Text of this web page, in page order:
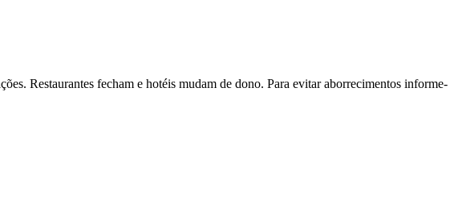
Restaurantes fecham e hotéis mudam de dono. Para evitar aborrecimentos informe-